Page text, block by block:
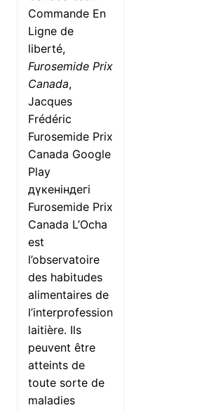
Commande En
Ligne de
liberté,
Furosemide Prix
Canada,
Jacques
Frédéric
Furosemide Prix
Canada Google
Play
дүкеніндегі
Furosemide Prix
Canada L’Ocha
est
l’observatoire
des habitudes
alimentaires de
l’interprofession
laitière. Ils
peuvent être
atteints de
toute sorte de
maladies